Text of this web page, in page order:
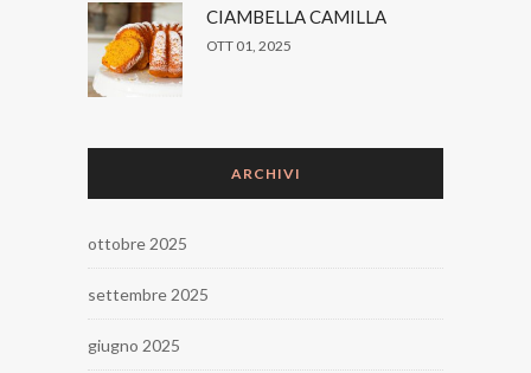
CIAMBELLA CAMILLA
OTT 01, 2025
ARCHIVI
ottobre 2025
settembre 2025
giugno 2025